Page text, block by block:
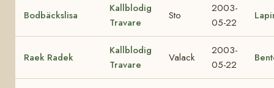
Bodbäckslisa
Kallblodig
Travare
Sto
2003-
05-22
Raek Radek
Kallblodig
Travare
Valack
2003-
05-22